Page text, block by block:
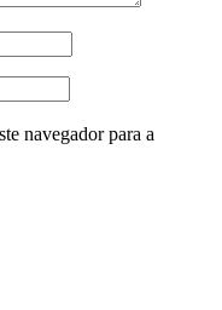
navegador para a